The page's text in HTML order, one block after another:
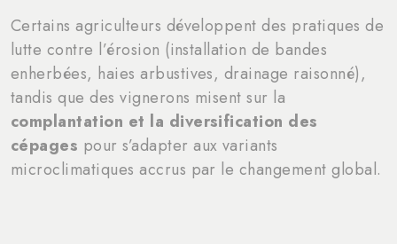
Certains agriculteurs développent des pratiques de
lutte contre l’érosion (installation de bandes
enherbées, haies arbustives, drainage raisonné),
tandis que des vignerons misent sur la
complantation et la diversification des
cépages pour s’adapter aux variants
microclimatiques accrus par le changement global.